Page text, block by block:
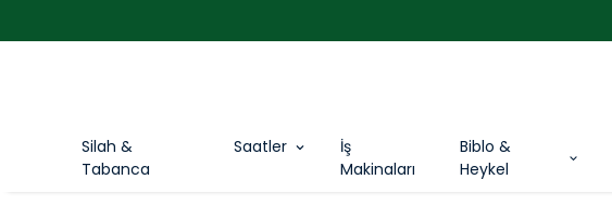
Silah &
Tabanca
Saatler
İş
Makinaları
Biblo &
Heykel